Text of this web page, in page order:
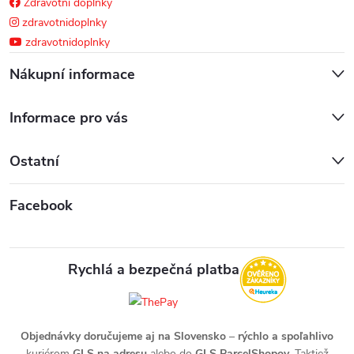
zdravotnidoplnky
zdravotnidoplnky
Nákupní informace
Informace pro vás
Ostatní
Facebook
Rychlá a bezpečná platba
Objednávky doručujeme aj na Slovensko – rýchlo a spoľahlivo